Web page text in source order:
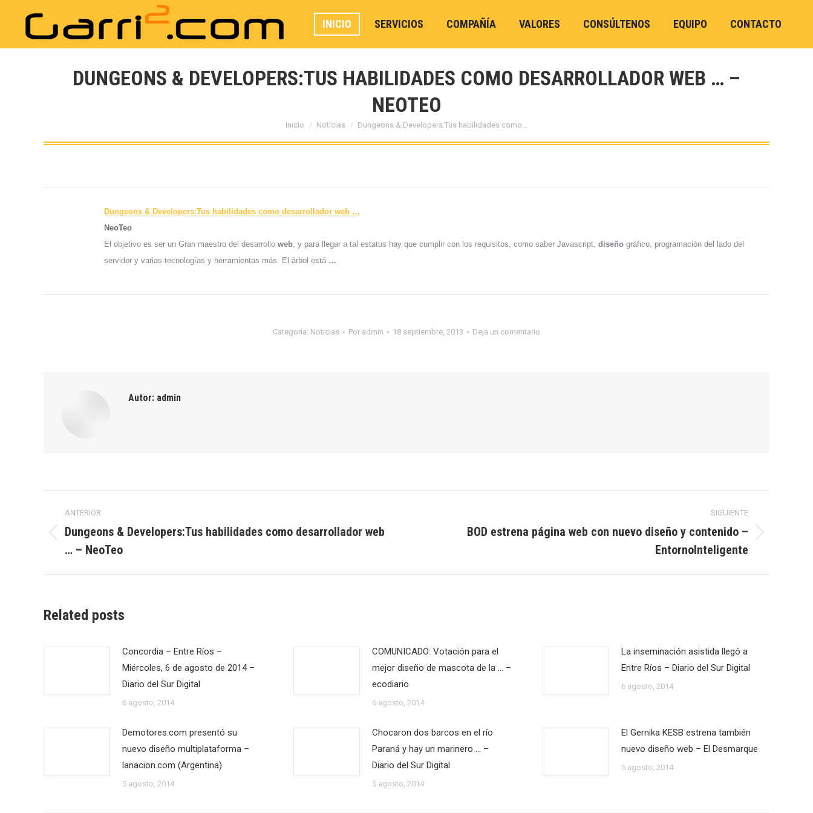
INICIO SERVICIOS COMPAÑÍA VALORES CONSÚLTENOS EQUIPO CONTACTO
DUNGEONS & DEVELOPERS:TUS HABILIDADES COMO DESARROLLADOR WEB … –
NEOTEO
Estás aquí:
Inicio Noticias Dungeons & Developers:Tus habilidades como…
Dungeons & Developers:Tus habilidades como desarrollador web …
NeoTeo
El objetivo es ser un Gran maestro del desarrollo web, y para llegar a tal estatus hay que cumplir con los requisitos, como saber Javascript, diseño gráfico, programación del lado del
servidor y varias tecnologías y herramientas más. El árbol está …
Categoría: Noticias Por admin 18 septiembre, 2013 Deja un comentario
Autor: admin
entre
publicaciones
ANTERIOR
Publicación
anterior:
Dungeons & Developers:Tus habilidades como desarrollador web
… – NeoTeo
SIGUIENTE
Publicación
BOD estrena página web con nuevo diseño y contenido –
EntornoInteligente
Related posts
Concordia – Entre Ríos –
Miércoles, 6 de agosto de 2014 –
Diario del Sur Digital
6 agosto, 2014
COMUNICADO: Votación para el
mejor diseño de mascota de la … –
ecodiario
6 agosto, 2014
La inseminación asistida llegó a
Entre Ríos – Diario del Sur Digital
6 agosto, 2014
Demotores.com presentó su
nuevo diseño multiplataforma –
lanacion.com (Argentina)
5 agosto, 2014
Chocaron dos barcos en el río
Paraná y hay un marinero … –
Diario del Sur Digital
5 agosto, 2014
El Gernika KESB estrena también
nuevo diseño web – El Desmarque
5 agosto, 2014